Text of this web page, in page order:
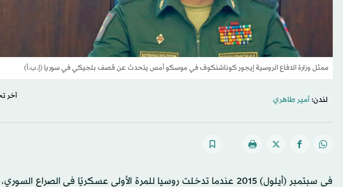
ممثل وزارة الدفاع الروسية إيجور كوناشنكوف في موسكو أمس يتحدث عن قصف بلجيكي في سوريا (إ.ب.أ)
لندن: أمير طاهري
آخر تحديث: 23:29-20
في سبتمبر (أيلول) 2015 عندما تدخلت روسيا للمرة الأولى عسكريًا في